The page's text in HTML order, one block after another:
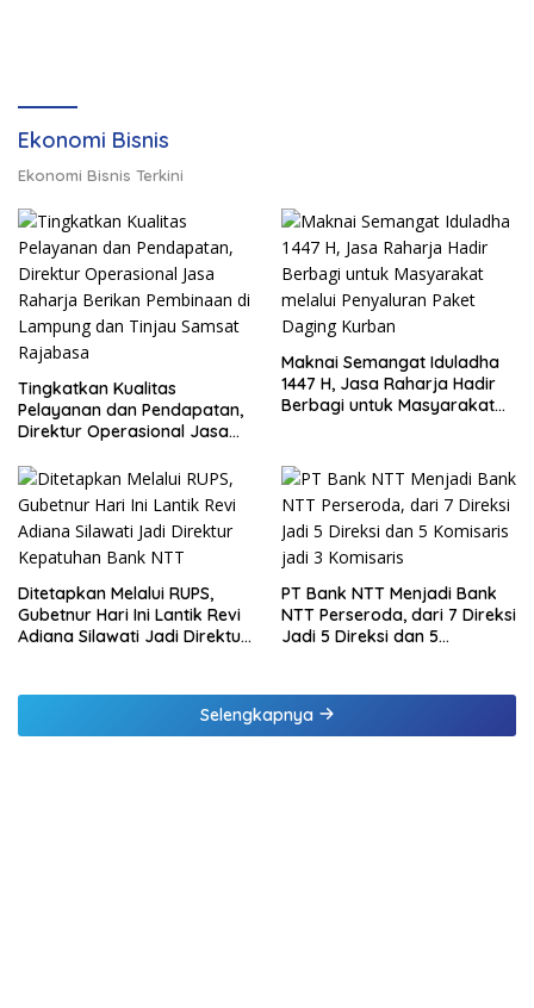
Ekonomi Bisnis
Ekonomi Bisnis Terkini
Tingkatkan Kualitas
Pelayanan dan Pendapatan,
Direktur Operasional Jasa
di Lampung dan Tinjau
Samsat Rajabasa
Maknai Semangat Iduladha
1447 H, Jasa Raharja Hadir
Berbagi untuk Masyarakat
Ditetapkan Melalui RUPS,
Gubetnur Hari Ini Lantik Revi
Adiana Silawati Jadi Direktur
PT Bank NTT Menjadi Bank
NTT Perseroda, dari 7 Direksi
Jadi 5 Direksi dan 5
Selengkapnya